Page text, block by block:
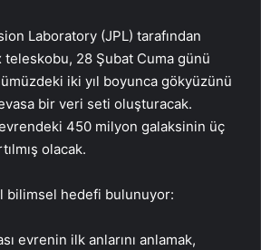
Laboratory (JPL) tarafından
teleskobu, 28 Şubat Cuma günü
iki yıl boyunca gökyüzünü
bir veri seti oluşturacak.
450 milyon galaksinin üç
olacak.
bilimsel hedefi bulunuyor:
evrenin ilk anlarını anlamak,